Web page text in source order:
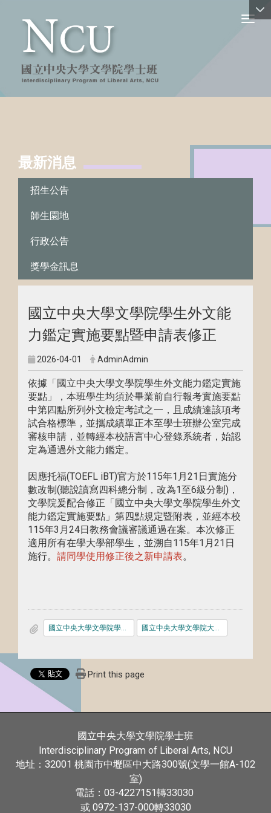
最新消息
招生公告
師生園地
行政公告
獎學金訊息
國立中央大學文學院學生外文能
力鑑定實施要點暨申請表修正
2026-04-01 AdminAdmin
依據「國立中央大學文學院學生外文能力鑑定實施
要點」，本班學生均須於畢業前自行報考實施要點
中第四點所列外文檢定考試之一，且成績達該項考
試合格標準，並攜成績單正本至學士班辦公室完成
審核申請，並轉經本校語言中心登錄系統者，始認
定為通過外文能力鑑定。
因應托福(TOEFL iBT)官方於115年1月21日實施分
數改制(聽說讀寫四科總分制，改為1至6級分制)，
文學院爰配合修正「國立中央大學文學院學生外文
能力鑑定實施要點」第四點規定暨附表，並經本校
115年3月24日教務會議審議通過在案。本次修正
適用所有在學大學部學生，並溯自115年1月21日
施行。 請同學使用修正後之新申請表。
國立中央大學文學院學生外文能力鑑定實施要點 國立中央大學文學院大學部外文能力鑑定審核申請表
Print this page
國立中央大學文學院學士班
Interdisciplinary Program of Liberal Arts, NCU
地址： 32001 桃園市中壢區中大路300號(文學一館A-102
室)
電話： 03-4227151轉33030
或 0972-137-000轉33030